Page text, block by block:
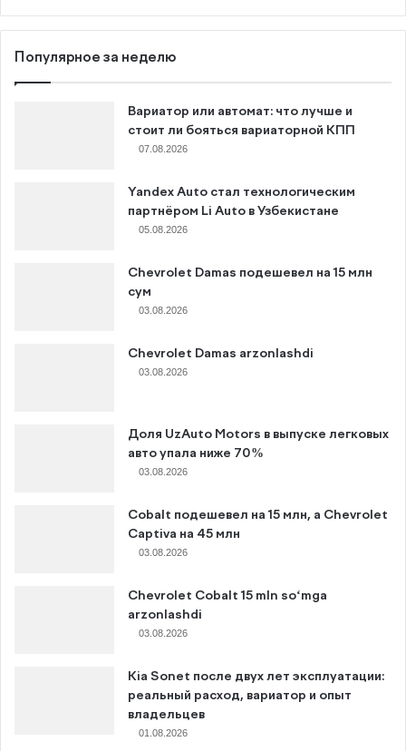
Популярное за неделю
Вариатор или автомат: что лучше и
стоит ли бояться вариаторной КПП
07.08.2026
Yandex Auto стал технологическим
партнёром Li Auto в Узбекистане
05.08.2026
Chevrolet Damas подешевел на 15 млн
сум
03.08.2026
Chevrolet Damas arzonlashdi
03.08.2026
Доля UzAuto Motors в выпуске легковых
авто упала ниже 70%
03.08.2026
Cobalt подешевел на 15 млн, а Chevrolet
Captiva на 45 млн
03.08.2026
Chevrolet Cobalt 15 mln so‘mga
arzonlashdi
03.08.2026
Kia Sonet после двух лет эксплуатации:
реальный расход, вариатор и опыт
владельцев
01.08.2026